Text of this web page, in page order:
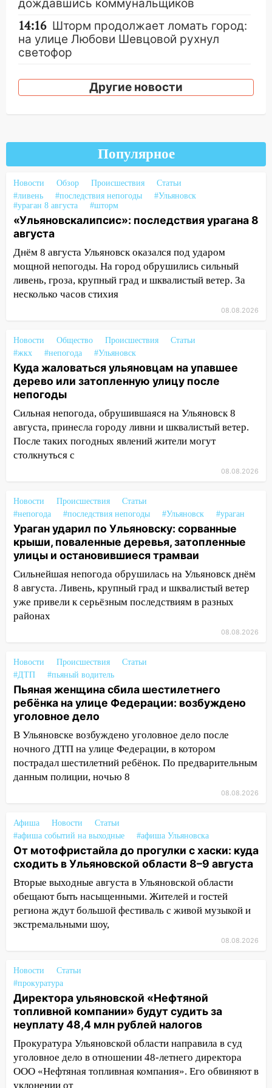
дождавшись коммунальщиков
14:16 Шторм продолжает ломать город:
на улице Любови Шевцовой рухнул
светофор
мошенники под видом преподавателя
В Новом городе ураганным
строящегося дома
13:54 В мэрии Ульяновска рассказали,
как устраняют последствия мощного
шторма
13:49 Стихия продолжает крушить
Ульяновск: дерево рухнуло на дом на
Орджоникидзе
13:46
Сильный ветер сорвал крышу с
СТО на проспекте Созидателей
13:35 Непогода продолжает бить по
транспорту: в Ульяновске трамвай
сошёл с рельсов
13:22 Упавшие деревья перекрыли
дороги в Ульяновске: фото
13:17
13:15
Трижды «брал в долг» без спроса:
житель Вешкаймского района похитил у
знакомого 191 тысячу рублей
13:14 Ураган оторвал светофор на
проспекте Филатова в Ульяновске
13:12 Дерево пробило крышу дома на
Новгородской в Ульяновске и рухнуло
упало во дворе
13:08
Ураган ударил по Ульяновску:
сорванные крыши, поваленные деревья,
затопленные улицы и остановившиеся
трамваи
12:17 Ульяновск накрыл крупный град:
после ливня город снова уходит под
воду
Прокуратура взяла на контроль
Федерации
12:01
Пьяная женщина сбила
шестилетнего ребёнка на улице
Федерации: возбуждено уголовное дело
11:16 В Ульяновске ищут 37-летнего
мужчину, пропавшего ещё 19 июля
10:30 От мотофристайла до прогулки с
10:11 Директора ульяновской
«Нефтяной топливной компании» будут
судить за неуплату 48,4 млн рублей
налогов
09:28 Дети на дорогах: пострадали
велосипедисты, мотоциклисты и
пешеходы. Обзор крупных аварий в
Ульяновской области
Другие новости
Популярное
Новости Обзор Происшествия
Статьи
#ливень
#последствия непогоды
#Ульяновск
#ураган 8 августа
#шторм
«Ульяновскалипсис»: последствия урагана 8
августа
Днём 8 августа Ульяновск оказался под ударом
мощной непогоды. На город обрушились сильный
ливень, гроза, крупный град и шквалистый ветер. За
несколько часов стихия
08.08.2026
Новости Общество Происшествия
Статьи
#жкх
#непогода #Ульяновск
Куда жаловаться ульяновцам на упавшее
дерево или затопленную улицу после
непогоды
Сильная непогода, обрушившаяся на Ульяновск 8
августа, принесла городу ливни и шквалистый ветер.
После таких погодных явлений жители могут
столкнуться с
08.08.2026
Новости Происшествия
Статьи
#непогода
#последствия непогоды #Ульяновск #ураган
Ураган ударил по Ульяновску: сорванные
крыши, поваленные деревья, затопленные
улицы и остановившиеся трамваи
Сильнейшая непогода обрушилась на Ульяновск днём
8 августа. Ливень, крупный град и шквалистый ветер
уже привели к серьёзным последствиям в разных
районах
08.08.2026
Новости Происшествия
Статьи
#ДТП
#пьяный водитель
Пьяная женщина сбила шестилетнего
ребёнка на улице Федерации: возбуждено
уголовное дело
В Ульяновске возбуждено уголовное дело после
ночного ДТП на улице Федерации, в котором
пострадал шестилетний ребёнок. По предварительным
данным полиции, ночью 8
08.08.2026
Афиша Новости
Статьи
#афиша событий на выходные
#афиша Ульяновска
От мотофристайла до прогулки с хаски: куда
сходить в Ульяновской области 8–9 августа
Вторые выходные августа в Ульяновской области
обещают быть насыщенными. Жителей и гостей
региона ждут большой фестиваль с живой музыкой и
экстремальными шоу,
08.08.2026
Новости
Статьи
#прокуратура
Директора ульяновской «Нефтяной
топливной компании» будут судить за
неуплату 48,4 млн рублей налогов
Прокуратура Ульяновской области направила в суд
уголовное дело в отношении 48-летнего директора
ООО «Нефтяная топливная компания». Его обвиняют в
уклонении от